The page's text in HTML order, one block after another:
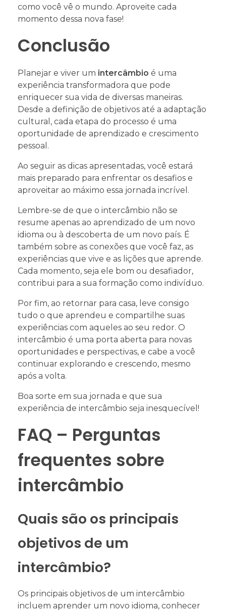
como você vê o mundo. Aproveite cada
momento dessa nova fase!
Conclusão
Planejar e viver um intercâmbio é uma
experiência transformadora que pode
enriquecer sua vida de diversas maneiras.
Desde a definição de objetivos até a adaptação
cultural, cada etapa do processo é uma
oportunidade de aprendizado e crescimento
pessoal.
Ao seguir as dicas apresentadas, você estará
mais preparado para enfrentar os desafios e
aproveitar ao máximo essa jornada incrível.
Lembre-se de que o intercâmbio não se
resume apenas ao aprendizado de um novo
idioma ou à descoberta de um novo país. É
também sobre as conexões que você faz, as
experiências que vive e as lições que aprende.
Cada momento, seja ele bom ou desafiador,
contribui para a sua formação como indivíduo.
Por fim, ao retornar para casa, leve consigo
tudo o que aprendeu e compartilhe suas
experiências com aqueles ao seu redor. O
intercâmbio é uma porta aberta para novas
oportunidades e perspectivas, e cabe a você
continuar explorando e crescendo, mesmo
após a volta.
Boa sorte em sua jornada e que sua
experiência de intercâmbio seja inesquecível!
FAQ – Perguntas
frequentes sobre
intercâmbio
Quais são os principais
objetivos de um
intercâmbio?
Os principais objetivos de um intercâmbio
incluem aprender um novo idioma, conhecer